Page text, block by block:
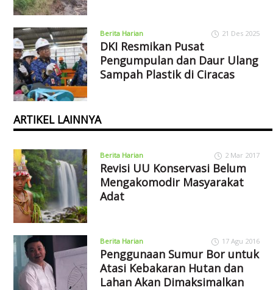
Berita Harian 21 Des 2025
DKI Resmikan Pusat
Pengumpulan dan Daur Ulang
Sampah Plastik di Ciracas
ARTIKEL LAINNYA
Berita Harian 2 Mar 2017
Revisi UU Konservasi Belum
Mengakomodir Masyarakat
Adat
Berita Harian 17 Agu 2016
Penggunaan Sumur Bor untuk
Atasi Kebakaran Hutan dan
Lahan Akan Dimaksimalkan